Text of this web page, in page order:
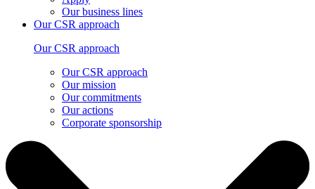
Our business lines
Our CSR approach
Our CSR approach
Our CSR approach
Our mission
Our commitments
Our actions
Corporate sponsorship